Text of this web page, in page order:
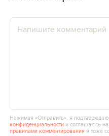
Нажимая «Отправить», я
конфиденциальности и соглашаюсь
правилами комментирования я тоже